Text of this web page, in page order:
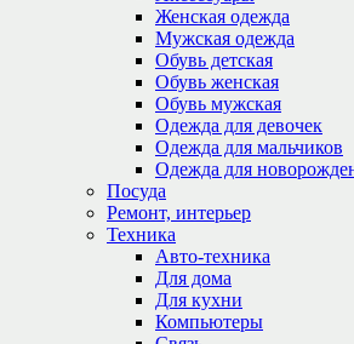
Женская одежда
Мужская одежда
Обувь детская
Обувь женская
Обувь мужская
Одежда для девочек
Одежда для мальчиков
Одежда для
Посуда
Ремонт, интерьер
Техника
Авто-техника
Для дома
Для кухни
Компьютеры